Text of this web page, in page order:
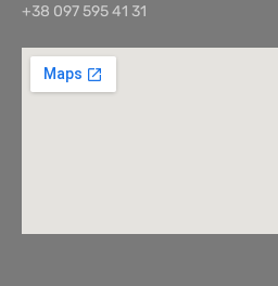
+38 097 595 41 31